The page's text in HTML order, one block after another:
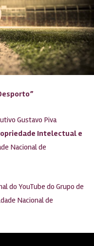
Gustavo Piva
Intelectual e
Nacional de
do YouTube do Grupo de
Nacional de